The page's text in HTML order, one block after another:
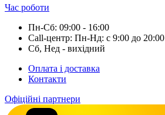
Час роботи
Пн-Сб: 09:00 - 16:00
Call-центр: Пн-Нд: с 9:00 до 20:00
Сб, Нед - вихідний
Оплата і доставка
Контакти
Офіційні партнери